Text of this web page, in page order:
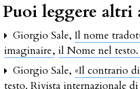
Puoi leggere altri
Giorgio Sale,Il nome
imaginaire,il Nome nel
Giorgio Sale,«Il contrario
testo. Rivista internazionale